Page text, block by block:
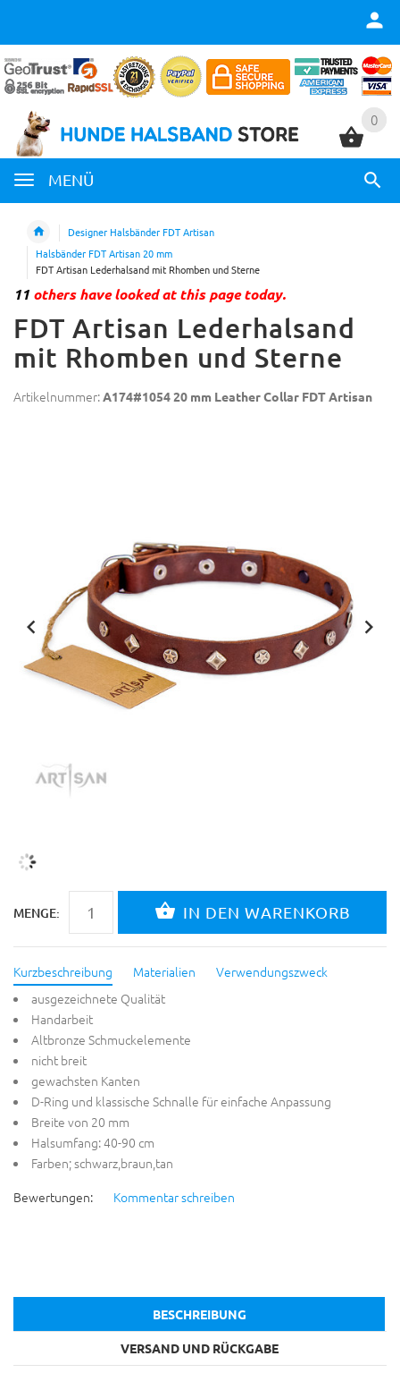
0
MENÜ
0
Designer Halsbänder FDT Artisan
Halsbänder FDT Artisan 20 mm
FDT Artisan Lederhalsand mit Rhomben und Sterne
11 others have looked at this page today.
FDT Artisan Lederhalsand
mit Rhomben und Sterne
Artikelnummer:A174#1054 20 mm Leather Collar FDT Artisan
MENGE:
Kurzbeschreibung Materialien
Verwendungszweck
ausgezeichnete Qualität
Handarbeit
Altbronze Schmuckelemente
nicht breit
gewachsten Kanten
D-Ring und klassische Schnalle für einfache Anpassung
Breite von 20 mm
Halsumfang: 40-90 cm
Farben; schwarz,braun,tan
Bewertungen:
Kommentar schreiben
BESCHREIBUNG
VERSAND UND RÜCKGABE